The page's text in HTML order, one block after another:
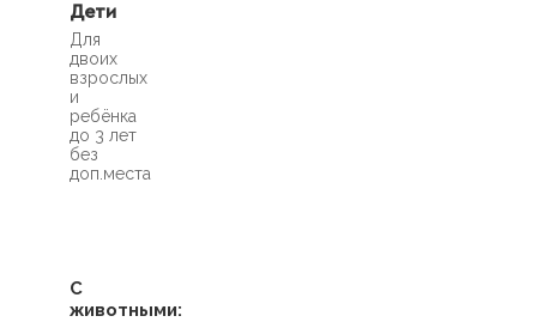
Дети
Для
двоих
взрослых
и
ребёнка
до 3 лет
без
доп.места
С
животными: